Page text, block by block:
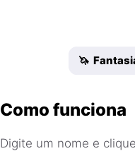
🦄
Como funciona
Digite um nome e